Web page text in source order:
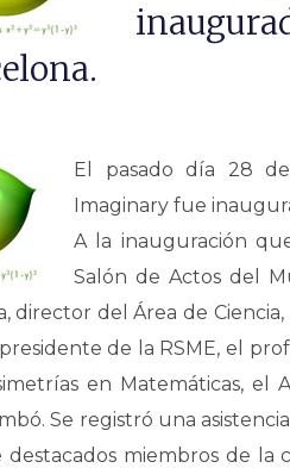
El pasado día 28
Imaginary fue
A la inauguración
Salón de Actos del
director del Área de
presidente de la RSME, el
en Matemáticas, el
Se registró una
destacados miembros de